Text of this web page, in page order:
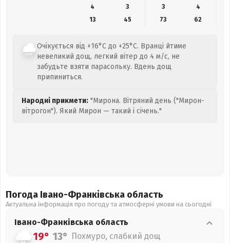
4
3 3
4
13
45 73 62
Очікується від +16°C до +25°C. Вранці йтиме
невеликий дощ, легкий вітер до 4 м/с, не
забудьте взяти парасольку. Вдень дощ
припиниться.
Народні прикмети: "Мирона. Вітряний день ("Мирон-
вітрогон"). Який Мирон — такий і січень."
Погода Івано-Франківська область
Актуальна інформація про погоду та атмосферні умови на сьогодні
Івано-Франківська область
19° 13° Похмуро, слабкий дощ